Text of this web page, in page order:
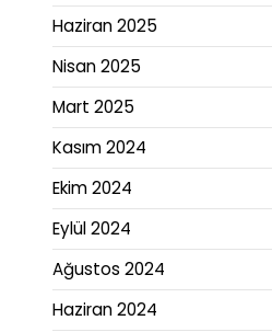
Haziran 2025
Nisan 2025
Mart 2025
Kasım 2024
Ekim 2024
Eylül 2024
Ağustos 2024
Haziran 2024